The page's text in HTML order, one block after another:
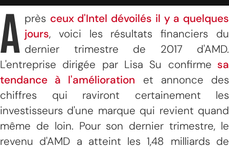
A près ceux d'Intel dévoilés il y a quelques
jours, voici les résultats financiers du
dernier trimestre de 2017 d'AMD.
L'entreprise dirigée par Lisa Su confirme sa
tendance à l'amélioration et annonce des
chiffres qui raviront certainement les
investisseurs d'une marque qui revient quand
même de loin. Pour son dernier trimestre, le
revenu d'AMD a atteint les 1,48 milliards de